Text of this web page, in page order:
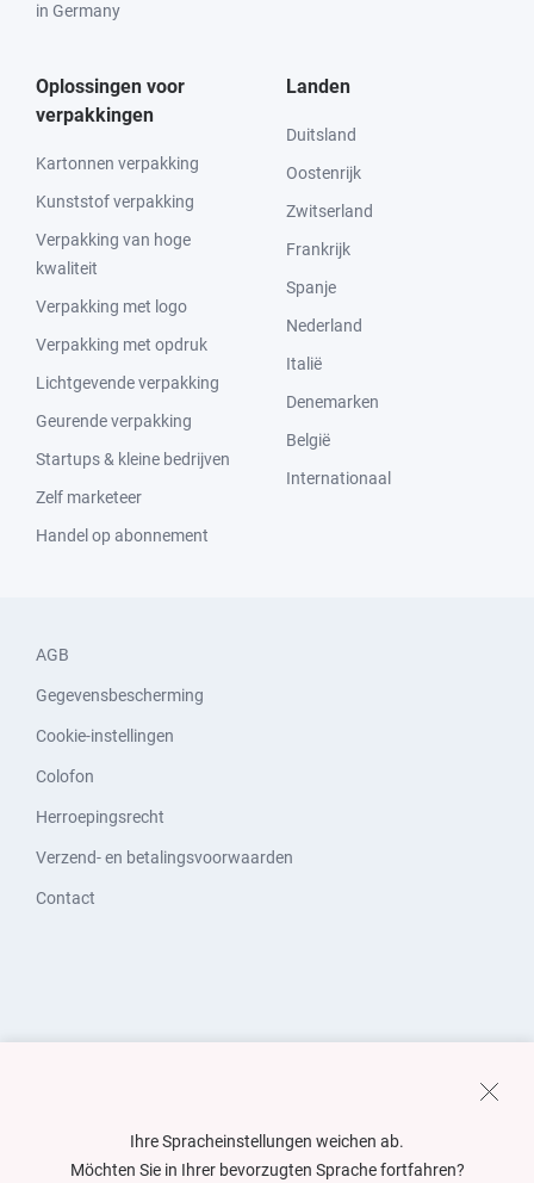
in Germany
Oplossingen voor
verpakkingen
Kartonnen verpakking
Kunststof verpakking
Verpakking van hoge
kwaliteit
Verpakking met logo
Verpakking met opdruk
Lichtgevende verpakking
Geurende verpakking
Startups & kleine bedrijven
Zelf marketeer
Handel op abonnement
Landen
Duitsland
Oostenrijk
Zwitserland
Frankrijk
Spanje
Nederland
Italië
Denemarken
België
Internationaal
AGB
Gegevensbescherming
Cookie-instellingen
Colofon
Herroepingsrecht
Verzend- en betalingsvoorwaarden
Contact
Ihre Spracheinstellungen weichen ab.
Möchten Sie in Ihrer bevorzugten Sprache fortfahren?